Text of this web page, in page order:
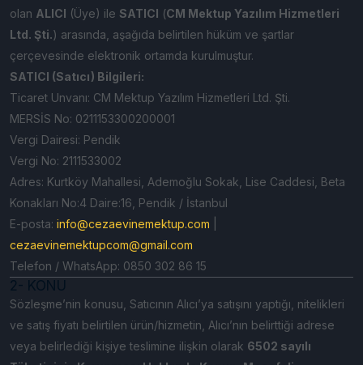
olan ALICI (Üye) ile SATICI (CM Mektup Yazılım Hizmetleri
Ltd. Şti.) arasında, aşağıda belirtilen hüküm ve şartlar
çerçevesinde elektronik ortamda kurulmuştur.
SATICI (Satıcı) Bilgileri:
Ticaret Unvanı: CM Mektup Yazılım Hizmetleri Ltd. Şti.
MERSİS No: 0211153300200001
Vergi Dairesi: Pendik
Vergi No: 2111533002
Adres: Kurtköy Mahallesi, Ademoğlu Sokak, Lise Caddesi, Beta
Konakları No:4 Daire:16, Pendik / İstanbul
E-posta: info@cezaevinemektup.com
cezaevinemektupcom@gmail.com
Telefon / WhatsApp: 0850 302 86 15
2- KONU
Sözleşme’nin konusu, Satıcının Alıcı’ya satışını yaptığı, nitelikleri
ve satış fiyatı belirtilen ürün/hizmetin, Alıcı’nın belirttiği adrese
veya belirlediği kişiye teslimine ilişkin olarak 6502 sayılı